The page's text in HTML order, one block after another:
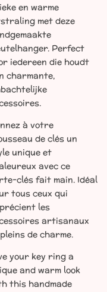
en warme
met deze
Perfect
iedereen die houdt
charmante,
à votre
de clés un
unique et
avec ce
clés fait main. Idéal
tous ceux qui
les
artisanaux
de charme.
your key ring a
and warm look
this handmade